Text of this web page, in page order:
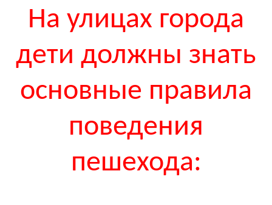
На улицах города
дети должны знать
основные правила
поведения
пешехода: